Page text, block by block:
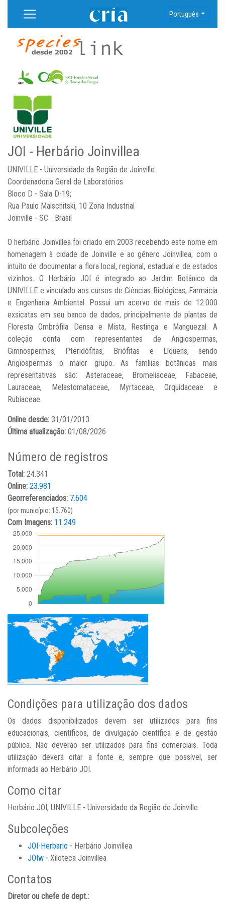
Português
JOI - Herbário Joinvillea
UNIVILLE - Universidade da Região de Joinville
Coordenadoria Geral de Laboratórios
Bloco D - Sala D-19;
Rua Paulo Malschitski, 10 Zona Industrial
Joinville - SC - Brasil
O herbário Joinvillea foi criado em 2003 recebendo este nome em
homenagem à cidade de Joinville e ao gênero Joinvillea, com o
intuito de documentar a flora local, regional, estadual e de estados
vizinhos. O Herbário JOI é integrado ao Jardim Botânico da
UNIVILLE e vinculado aos cursos de Ciências Biológicas, Farmácia
e Engenharia Ambiental. Possui um acervo de mais de 12.000
exsicatas em seu banco de dados, principalmente de plantas de
Floresta Ombrófila Densa e Mista, Restinga e Manguezal. A
coleção conta com representantes de Angiospermas,
Gimnospermas, Pteridófitas, Briófitas e Líquens, sendo
Angiospermas o maior grupo. As famílias botânicas mais
representativas são: Asteraceae, Bromeliaceae, Fabaceae,
Lauraceae, Melastomataceae, Myrtaceae, Orquidaceae e
Rubiaceae.
Online desde: 31/01/2013
Última atualização: 01/08/2026
Número de registros
Total: 24.341
Online: 23.981
Georreferenciados: 7.604
(por município: 15.760)
Com Imagens: 11.249
Condições para utilização dos dados
Os dados disponibilizados devem ser utilizados para fins
educacionais, científicos, de divulgação científica e de gestão
pública. Não deverão ser utilizados para fins comerciais. Toda
utilização deverá citar a fonte e, sempre que possível, ser
informada ao Herbário JOI.
Como citar
Herbário JOI, UNIVILLE - Universidade da Região de Joinville
Subcoleções
JOI-Herbario - Herbário Joinvillea
JOIw - Xiloteca Joinvillea
Contatos
Diretor ou chefe de dept.: